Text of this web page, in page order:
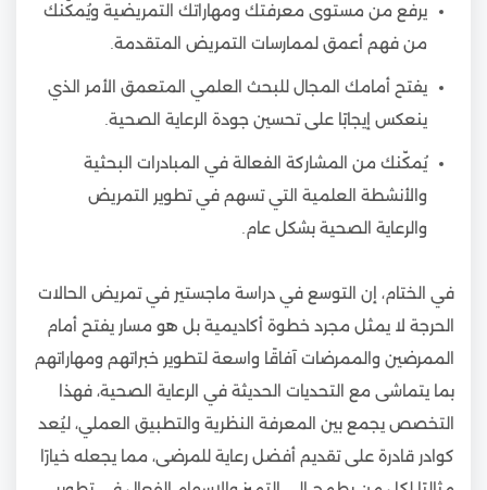
يرفع من مستوى معرفتك ومهاراتك التمريضية ويُمكّنك
من فهم أعمق لممارسات التمريض المتقدمة.
يفتح أمامك المجال للبحث العلمي المتعمق الأمر الذي
ينعكس إيجابًا على تحسين جودة الرعاية الصحية.
يُمكّنك من المشاركة الفعالة في المبادرات البحثية
والأنشطة العلمية التي تسهم في تطوير التمريض
والرعاية الصحية بشكل عام.
في الختام، إن التوسع في دراسة ماجستير في تمريض الحالات
الحرجة لا يمثل مجرد خطوة أكاديمية بل هو مسار يفتح أمام
الممرضين والممرضات آفاقًا واسعة لتطوير خبراتهم ومهاراتهم
بما يتماشى مع التحديات الحديثة في الرعاية الصحية، فهذا
التخصص يجمع بين المعرفة النظرية والتطبيق العملي، ليُعد
كوادر قادرة على تقديم أفضل رعاية للمرضى، مما يجعله خيارًا